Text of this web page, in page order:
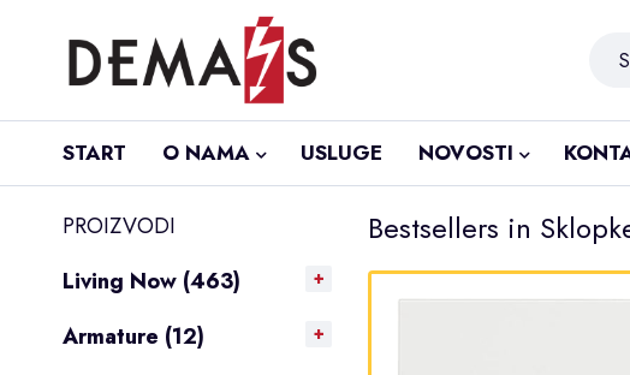
START O NAMA USLUGE NOVOSTI
PROIZVODI
Living Now (463)
Armature (12)
Bestsellers in